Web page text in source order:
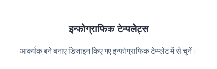
इन्फोग्राफिक टेम्पलेट्स
आकर्षक बने बनाए डिजाइन किए गए इन्फोग्राफिक टेम्प्लेट में से चुनें।